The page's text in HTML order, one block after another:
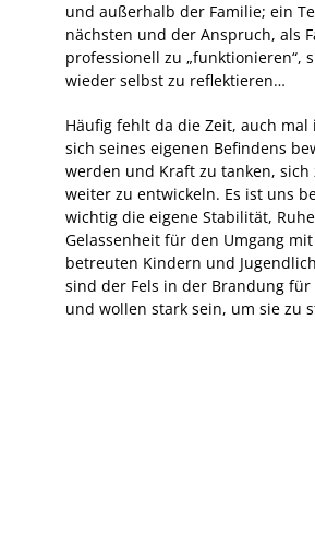
und außerhalb der Familie; ein
nächsten und der Anspruch, als
professionell zu „funktionieren“,
wieder selbst zu reflektieren…
Häufig fehlt da die Zeit, auch
sich seines eigenen Befindens
werden und Kraft zu tanken,
weiter zu entwickeln. Es ist uns
wichtig die eigene Stabilität,
Gelassenheit für den Umgang
betreuten Kindern und
sind der Fels in der Brandung für
und wollen stark sein, um sie zu